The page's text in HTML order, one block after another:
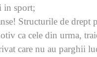
in sport;
Structurile de
ca cele din urma,
care nu au parghii